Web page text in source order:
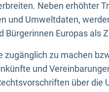
Neben erhöhter
und Umweltdaten,
Europas als
zu machen
und
über die